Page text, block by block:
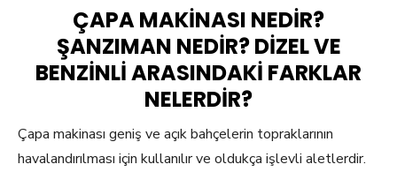
ÇAPA MAKINASI NEDIR?
ŞANZIMAN NEDIR? DIZEL VE
BENZINLI ARASINDAKI FARKLAR
NELERDIR?
Çapa makinası geniş ve açık bahçelerin topraklarının
havalandırılması için kullanılır ve oldukça işlevli aletlerdir.